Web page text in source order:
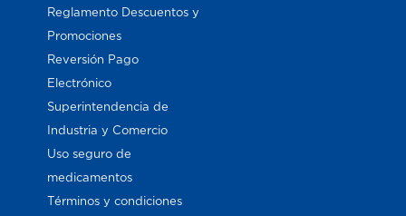
Reglamento Descuentos y
Promociones
Reversión Pago
Electrónico
Superintendencia de
Industria y Comercio
Uso seguro de
medicamentos
Términos y condiciones